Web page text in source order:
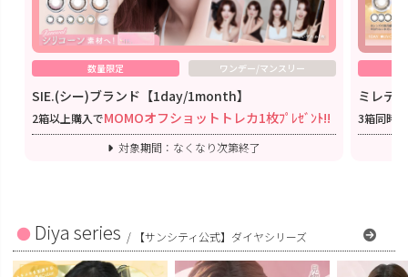
数量限定 ワンデー/マンスリー
SIE.(シー)ブランド【1day/1month】
2箱以上購入でMOMOオフショットトレカ1枚ﾌﾟﾚｾﾞﾝﾄ!!
対象期間：なくなり次第終了
ミレデ
3箱同時
Diya series / 【サンシティ公式】ダイヤシリーズ